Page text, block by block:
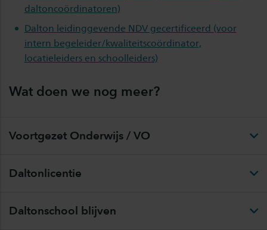
daltoncoördinatoren)
Dalton leidinggevende NDV gecertificeerd (voor
intern begeleider/kwaliteitscoördinator,
locatieleiders en schoolleiders)
Wat doen we nog meer?
Voortgezet Onderwijs / VO
Daltonlicentie
Daltonschool blijven